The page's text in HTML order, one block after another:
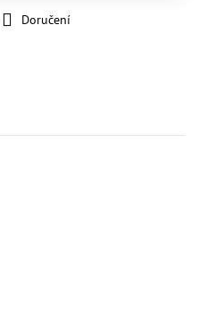
Doručení